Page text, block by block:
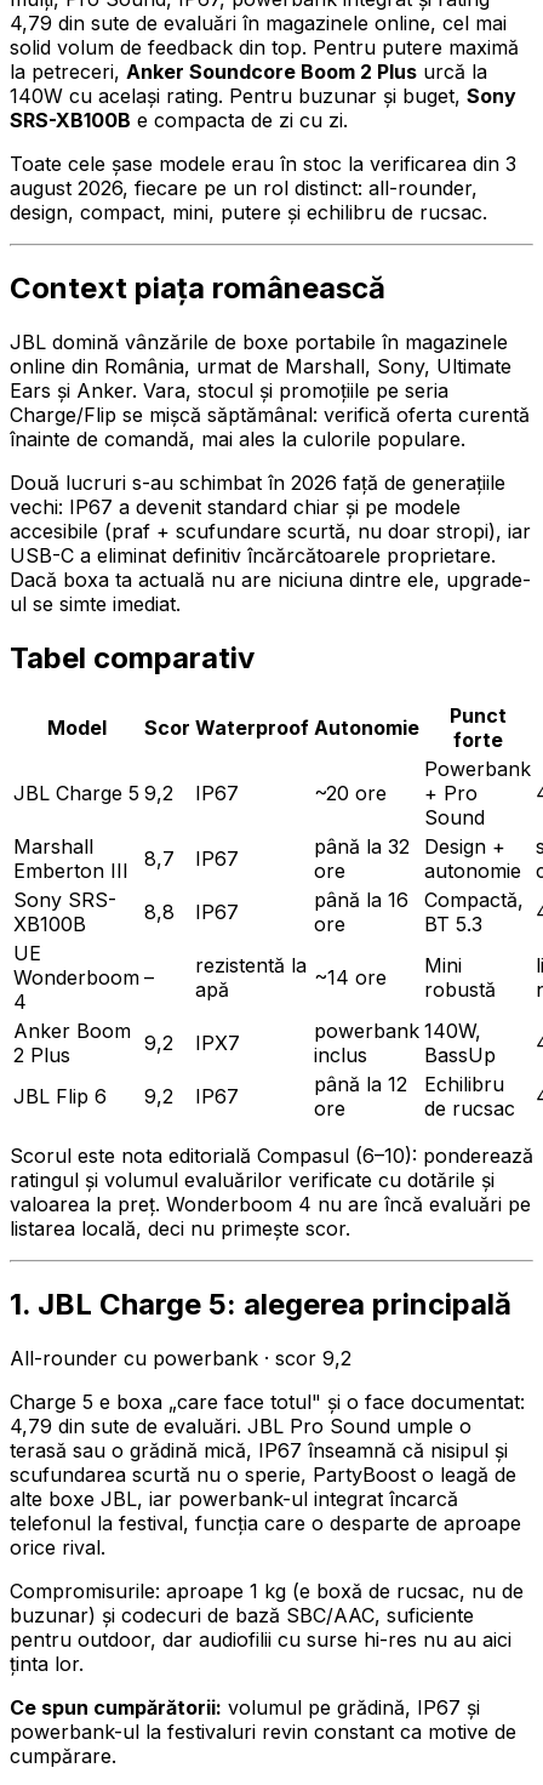
4,79 din sute de evaluări în magazinele online, cel mai
solid volum de feedback din top. Pentru putere maximă
la petreceri, Anker Soundcore Boom 2 Plus urcă la
140W cu același rating. Pentru buzunar și buget, Sony
SRS-XB100B e compacta de zi cu zi.
Toate cele șase modele erau în stoc la verificarea din 3
august 2026, fiecare pe un rol distinct: all-rounder,
design, compact, mini, putere și echilibru de rucsac.
Context piața românească
JBL domină vânzările de boxe portabile în magazinele
online din România, urmat de Marshall, Sony, Ultimate
Ears și Anker. Vara, stocul și promoțiile pe seria
Charge/Flip se mișcă săptămânal: verifică oferta curentă
înainte de comandă, mai ales la culorile populare.
Două lucruri s-au schimbat în 2026 față de generațiile
vechi: IP67 a devenit standard chiar și pe modele
accesibile (praf + scufundare scurtă, nu doar stropi), iar
USB-C a eliminat definitiv încărcătoarele proprietare.
Dacă boxa ta actuală nu are niciuna dintre ele, upgrade-
ul se simte imediat.
Tabel comparativ
Model Scor Waterproof Autonomie
Punct
forte
JBL Charge 5 9,2 IP67 ~20 ore
Powerbank
+ Pro
Sound
Marshall
Emberton III
8,7 IP67
până la 32
ore
Design +
autonomie
Sony SRS-
XB100B
8,8 IP67
până la 16
ore
Compactă,
BT 5.3
UE
Wonderboom
4
–
rezistentă la
apă
~14 ore
Mini
robustă
Anker Boom
2 Plus
9,2 IPX7
powerbank
inclus
140W,
BassUp
JBL Flip 6 9,2 IP67
până la 12
ore
Echilibru
de rucsac
Scorul este nota editorială Compasul (6–10): ponderează
ratingul și volumul evaluărilor verificate cu dotările și
valoarea la preț. Wonderboom 4 nu are încă evaluări pe
listarea locală, deci nu primește scor.
1. JBL Charge 5: alegerea principală
All-rounder cu powerbank · scor 9,2
Charge 5 e boxa „care face totul" și o face documentat:
4,79 din sute de evaluări. JBL Pro Sound umple o
terasă sau o grădină mică, IP67 înseamnă că nisipul și
scufundarea scurtă nu o sperie, PartyBoost o leagă de
alte boxe JBL, iar powerbank-ul integrat încarcă
telefonul la festival, funcția care o desparte de aproape
orice rival.
Compromisurile: aproape 1 kg (e boxă de rucsac, nu de
buzunar) și codecuri de bază SBC/AAC, suficiente
pentru outdoor, dar audiofilii cu surse hi-res nu au aici
ținta lor.
Ce spun cumpărătorii: volumul pe grădină, IP67 și
powerbank-ul la festivaluri revin constant ca motive de
cumpărare.